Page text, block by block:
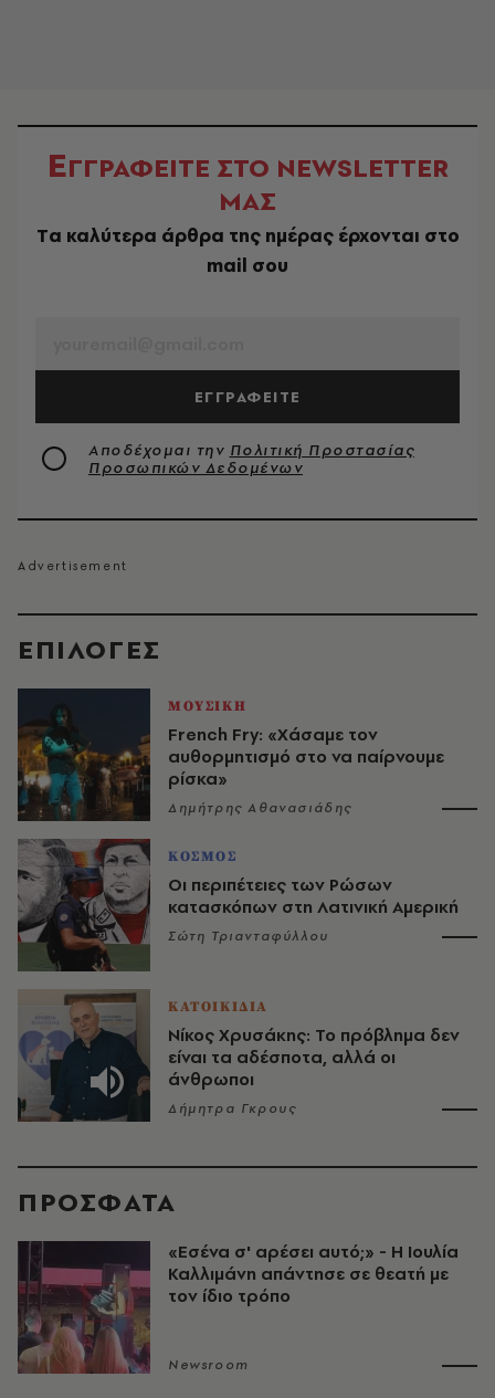
EΠΙΛΟΓΈΣ
ΜΟΥΣΙΚΗ
French Fry: «Χάσαμε τον
αυθορμητισμό στο να παίρνουμε
ρίσκα»
Δημήτρης Αθανασιάδης
ΚΟΣΜΟΣ
Οι περιπέτειες των Ρώσων
κατασκόπων στη Λατινική Αμερική
Σώτη Τριανταφύλλου
ΚΑΤΟΙΚΙΔΙΑ
Νίκος Χρυσάκης: Το πρόβλημα δεν
είναι τα αδέσποτα, αλλά οι
άνθρωποι
Δήμητρα Γκρους
ΕΓΓΡΑΦΕΙΤΕ ΣΤΟ NEWSLETTER
ΜΑΣ
Tα καλύτερα άρθρα της ημέρας έρχονται στο
mail σου
ΕΓΓΡΑΦΕΙΤΕ
Αποδέχομαι την Πολιτική Προστασίας
Προσωπικών Δεδομένων
ΠΡΟΣΦΑΤΑ
«Εσένα σ' αρέσει αυτό;» - Η Ιουλία
Καλλιμάνη απάντησε σε θεατή με
τον ίδιο τρόπο
Newsroom